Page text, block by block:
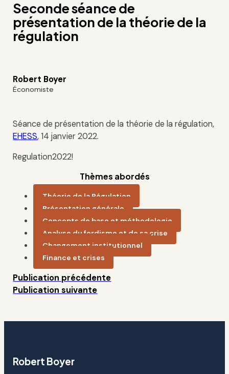
Seconde séance de
présentation de la théorie de la
régulation
Robert Boyer
Économiste
Séance de présentation de la théorie de la régulation,
EHESS, 14 janvier 2022.
Regulation2022!
Thèmes abordés
Théorie de la Régulation
Présentation générale
Concepts de base et méthodologie
Analyse du fordisme et de sa crise
Changement institutionnel
Finance et crises
Publication précédente
Publication suivante
Robert Boyer